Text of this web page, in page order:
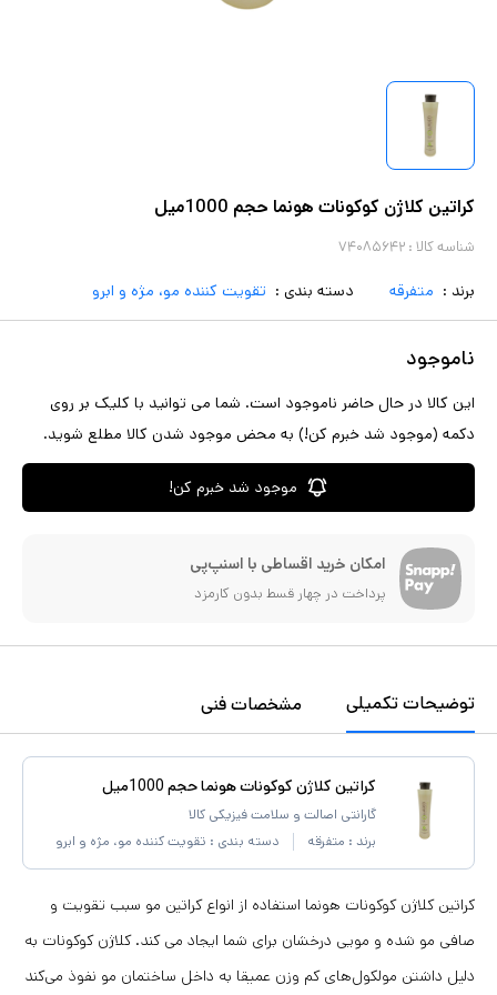
کراتین کلاژن کوکونات هونما حجم 1000میل
شناسه کالا : ۷۴۰۸۵۶۴۲
برند : متفرقه دسته بندی : تقویت کننده مو، مژه و ابرو
ناموجود
این کالا در حال حاضر ناموجود است. شما می توانید با کلیک بر روی
دکمه (موجود شد خبرم کن!) به محض موجود شدن کالا مطلع شوید.
موجود شد خبرم کن!
امکان خرید اقساطی با اسنپ‌پی
پرداخت در چهار قسط بدون کارمزد
توضیحات تکمیلی مشخصات فنی
کراتین کلاژن کوکونات هونما حجم 1000میل
گارانتی اصالت و سلامت فیزیکی کالا
برند : متفرقه دسته بندی : تقویت کننده مو، مژه و ابرو
کراتین کلاژن کوکونات هونما استفاده از انواع کراتین مو سبب تقویت و
صافی مو شده و مویی درخشان برای شما ایجاد می کند. کلاژن کوکونات به
دلیل داشتن مولکول‌های کم وزن عمیقا به داخل ساختمان مو نفوذ می‌کند